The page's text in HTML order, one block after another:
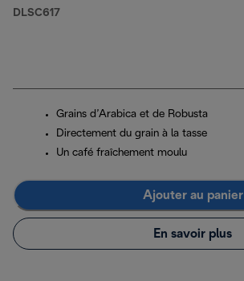
DLSC617
Grains d’Arabica et de Robusta
Directement du grain à la tasse
Un café fraîchement moulu
Ajouter au panier
En savoir plus